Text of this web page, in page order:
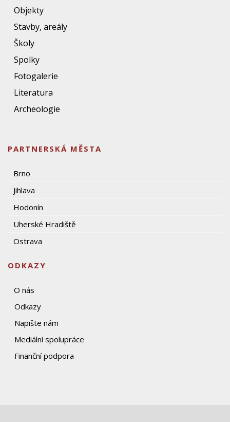
Objekty
Stavby, areály
Školy
Spolky
Fotogalerie
Literatura
Archeologie
PARTNERSKÁ MĚSTA
Brno
Jihlava
Hodonín
Uherské Hradiště
Ostrava
ODKAZY
O nás
Odkazy
Napište nám
Mediální spolupráce
Finanční podpora